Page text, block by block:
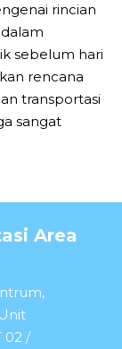
rincian
sebelum hari
rencana
transportasi
sangat
Area
02 /